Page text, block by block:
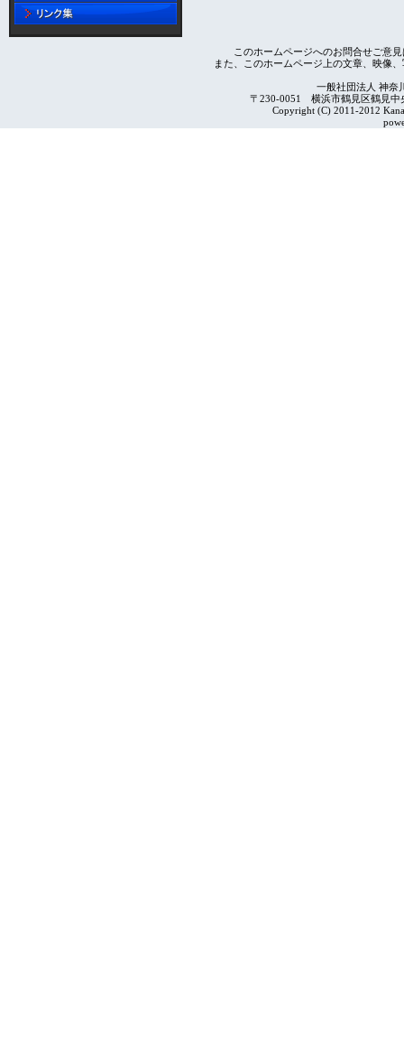
このホームページへのお問合せご意
また、このホームページ上の文章、映像
一般社団法人 神奈
〒230-0051 横浜市鶴見区鶴見
Copyright (C) 2011-2012